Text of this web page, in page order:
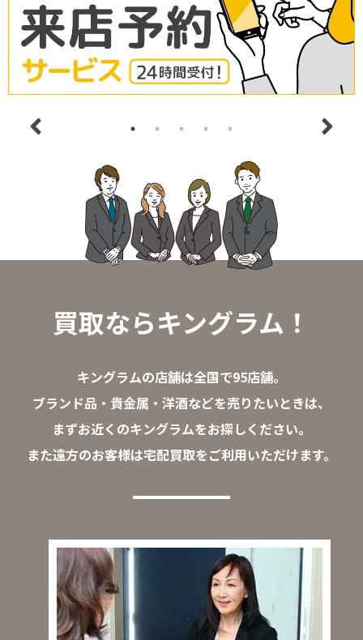
買取ならキングラム！
キングラムの店舗は全国で95店舗。
ブランド品・貴金属・洋酒などを売りたいときは、
まずお近くのキングラムをお探しください。
また遠方のお客様は宅配買取をご利用いただけます。